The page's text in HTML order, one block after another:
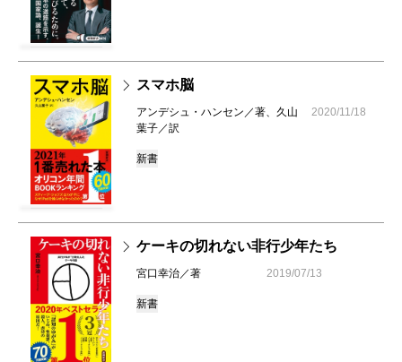
スマホ脳
アンデシュ・ハンセン／著、久山
葉子／訳
2020/11/18
新書
ケーキの切れない非行少年たち
宮口幸治／著 2019/07/13
新書